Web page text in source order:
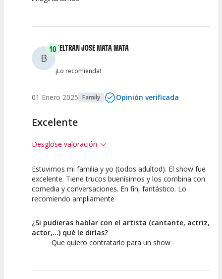
B
10BELTRAN JOSE MATA MATA
¡Lo recomienda!
01 Enero 2025 Family Opinión verificada
Excelente
Desglose valoración
10
Calidad del
Espectáculo
10
Puesta en
Escena
10
Interpretación
Estuvimos mi familia y yo (todos adultod). El show fue
excelente. Tiene trucos buenísimos y los combina con
comedia y conversaciones. En fin, fantástico. Lo
recomiendo ampliamente
¿Si pudieras hablar con el artista (cantante, actriz,
actor,...) qué le dirías?
Que quiero contratarlo para un show